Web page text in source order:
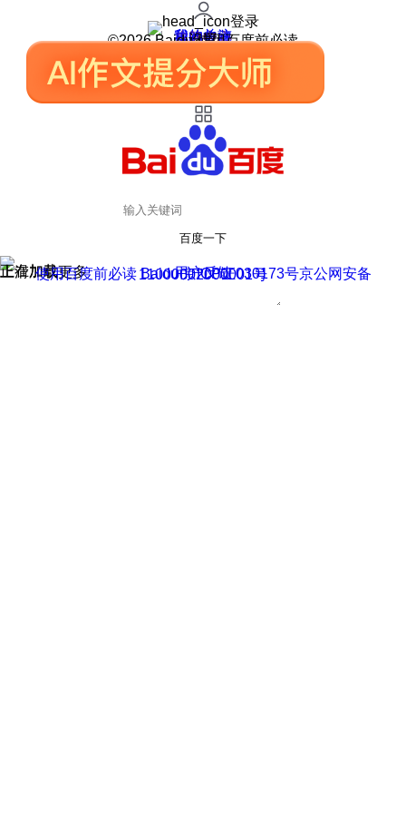
登录
我的关注
我的收藏
皮肤中心
用户反馈
设置
©2026 Baidu 使用百度前必读
百度一下
正在加载
上滑加载更多 用户反馈
使用百度前必读 Baidu 京ICP证030173号
京公网安备11000002000001号